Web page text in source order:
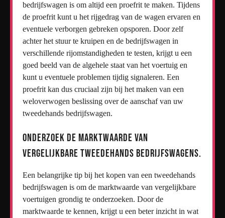
bedrijfswagen is om altijd een proefrit te maken. Tijdens
de proefrit kunt u het rijgedrag van de wagen ervaren en
eventuele verborgen gebreken opsporen. Door zelf
achter het stuur te kruipen en de bedrijfswagen in
verschillende rijomstandigheden te testen, krijgt u een
goed beeld van de algehele staat van het voertuig en
kunt u eventuele problemen tijdig signaleren. Een
proefrit kan dus cruciaal zijn bij het maken van een
weloverwogen beslissing over de aanschaf van uw
tweedehands bedrijfswagen.
Onderzoek de marktwaarde van
vergelijkbare tweedehands bedrijfswagens.
Een belangrijke tip bij het kopen van een tweedehands
bedrijfswagen is om de marktwaarde van vergelijkbare
voertuigen grondig te onderzoeken. Door de
marktwaarde te kennen, krijgt u een beter inzicht in wat